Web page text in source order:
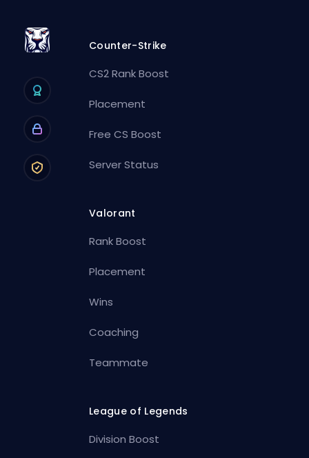
Counter-Strike
CS2 Rank Boost
Placement
Free CS Boost
Server Status
Valorant
Rank Boost
Placement
Wins
Coaching
Teammate
League of Legends
Division Boost